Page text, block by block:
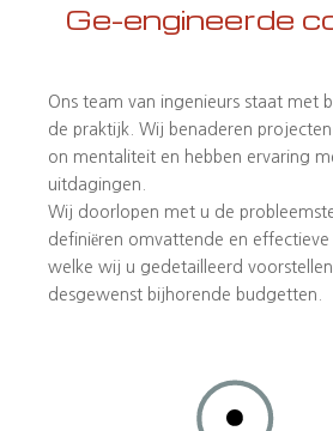
Ge-engineerde
Ons team van ingenieurs staat met
de praktijk. Wij benaderen
on mentaliteit en hebben ervaring
uitdagingen.
Wij doorlopen met u de
definiëren omvattende en effectieve
welke wij u gedetailleerd
desgewenst bijhorende budgetten.